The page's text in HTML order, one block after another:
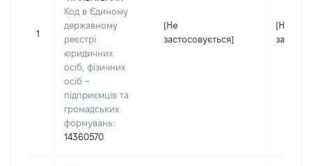
1
Код в Єдиному
державному
реєстрі
юридичних
осіб, фізичних
осіб –
підприємців та
громадських
формувань:
14360570
[Не
застосовується]
[Не